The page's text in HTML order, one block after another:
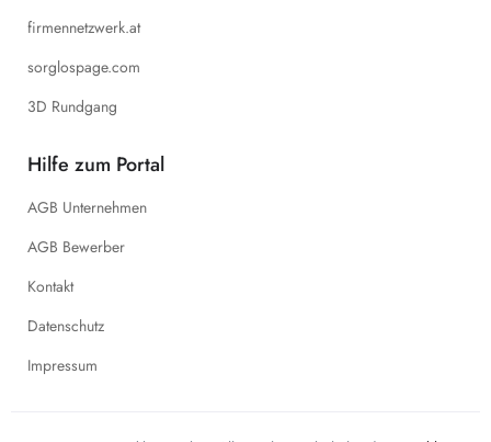
firmennetzwerk.at
sorglospage.com
3D Rundgang
Hilfe zum Portal
AGB Unternehmen
AGB Bewerber
Kontakt
Datenschutz
Impressum